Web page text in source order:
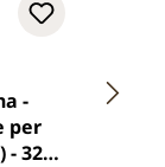
-
per
- 320
L-